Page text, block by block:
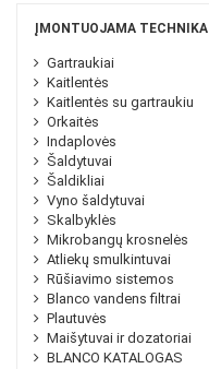
ĮMONTUOJAMA TECHNIKA
Gartraukiai
Kaitlentės
Kaitlentės su gartraukiu
Orkaitės
Indaplovės
Šaldytuvai
Šaldikliai
Vyno šaldytuvai
Skalbyklės
Mikrobangų krosnelės
Atliekų smulkintuvai
Rūšiavimo sistemos
Blanco vandens filtrai
Plautuvės
Maišytuvai ir dozatoriai
BLANCO KATALOGAS